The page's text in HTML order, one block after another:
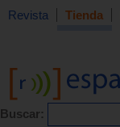
Revista Tienda
Buscar: